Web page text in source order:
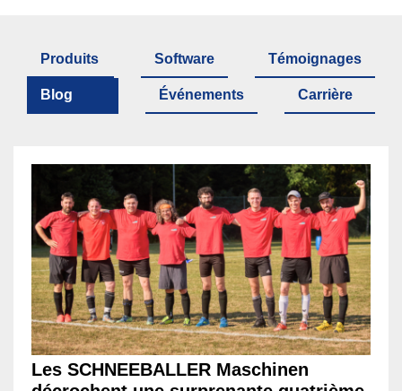
Produits Software Témoignages
Blog Événements Carrière
Les SCHNEEBALLER Maschinen